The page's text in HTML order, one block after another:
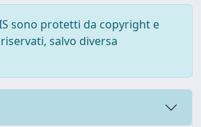
sono protetti da copyright e
salvo diversa